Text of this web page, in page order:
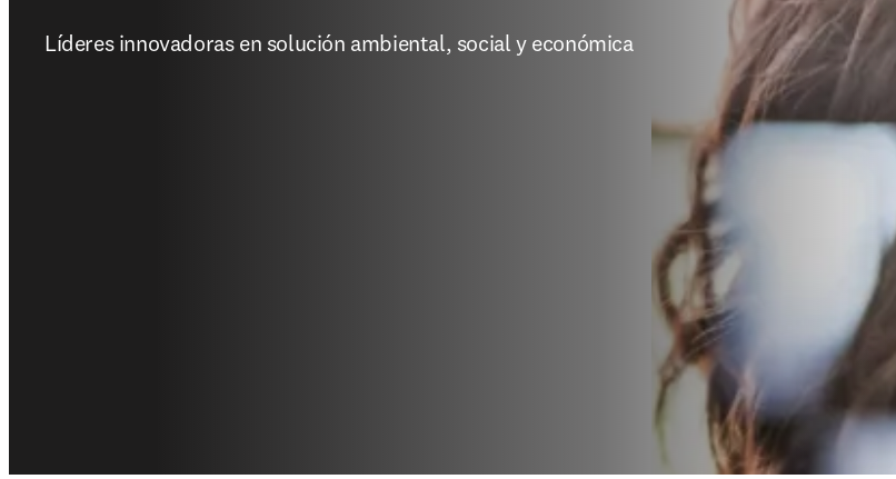
Líderes innovadoras en solución ambiental, social y económica